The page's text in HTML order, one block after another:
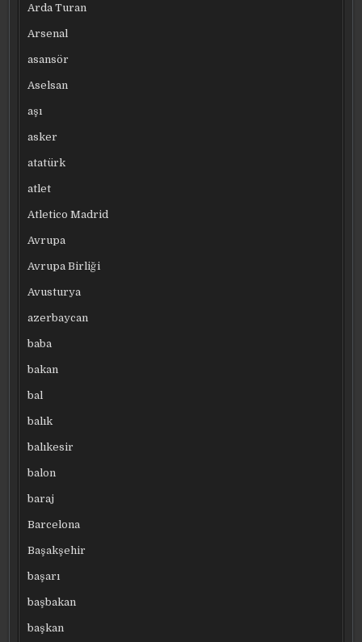
Arda Turan
Arsenal
asansör
Aselsan
aşı
asker
atatürk
atlet
Atletico Madrid
Avrupa
Avrupa Birliği
Avusturya
azerbaycan
baba
bakan
bal
balık
balıkesir
balon
baraj
Barcelona
Başakşehir
başarı
başbakan
başkan